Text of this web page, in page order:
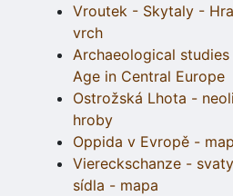
Vroutek - Skytaly -
vrch
Archaeological
Age in Central Europe
Ostrožská Lhota -
hroby
Oppida v Evropě -
Viereckschanze -
sídla - mapa